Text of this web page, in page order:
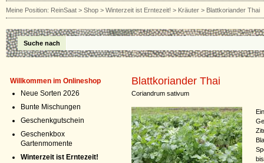
Meine Position: ReinSaat > Shop > Winterzeit ist Erntezeit! > Kräuter > Blattkoriander Thai
Suche nach
Willkommen im Onlineshop
Neue Sorten 2026
Bunte Mischungen
Geschenkgutschein
Geschenkbox
Gartenmomente
Winterzeit ist Erntezeit!
Blattkoriander Thai
Coriandrum sativum